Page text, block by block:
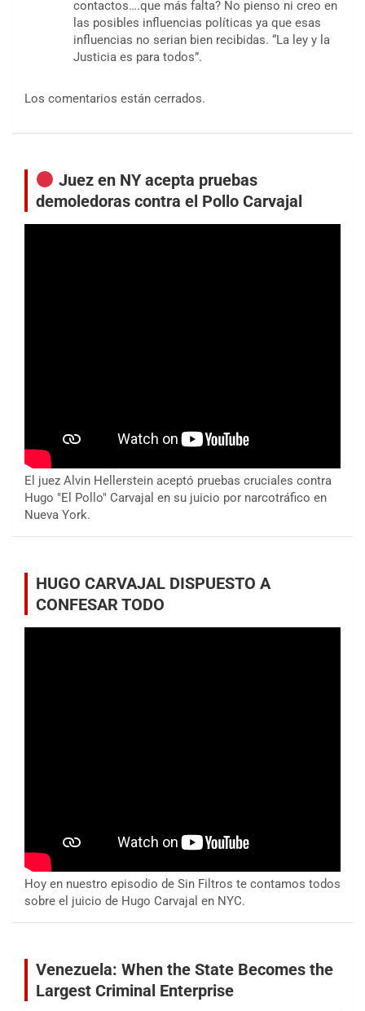
contactos….que más falta? No pienso ni creo en
las posibles influencias políticas ya que esas
influencias no serian bien recibidas. “La ley y la
Justicia es para todos”.
Los comentarios están cerrados.
Juez en NY acepta pruebas
demoledoras contra el Pollo Carvajal
El juez Alvin Hellerstein aceptó pruebas cruciales contra
Hugo "El Pollo" Carvajal en su juicio por narcotráfico en
Nueva York.
HUGO CARVAJAL DISPUESTO A
CONFESAR TODO
Hoy en nuestro episodio de Sin Filtros te contamos todos
sobre el juicio de Hugo Carvajal en NYC.
Venezuela: When the State Becomes the
Largest Criminal Enterprise